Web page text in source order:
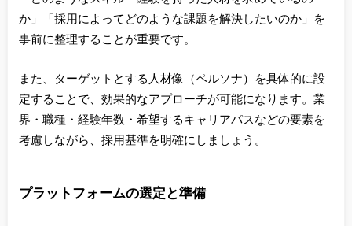
か」「採用によってどのような課題を解決したいのか」を
事前に整理することが重要です。
また、ターゲットとする人材像（ペルソナ）を具体的に設
定することで、効果的なアプローチが可能になります。業
界・職種・経験年数・希望するキャリアパスなどの要素を
考慮しながら、採用基準を明確にしましょう。
プラットフォームの選定と準備